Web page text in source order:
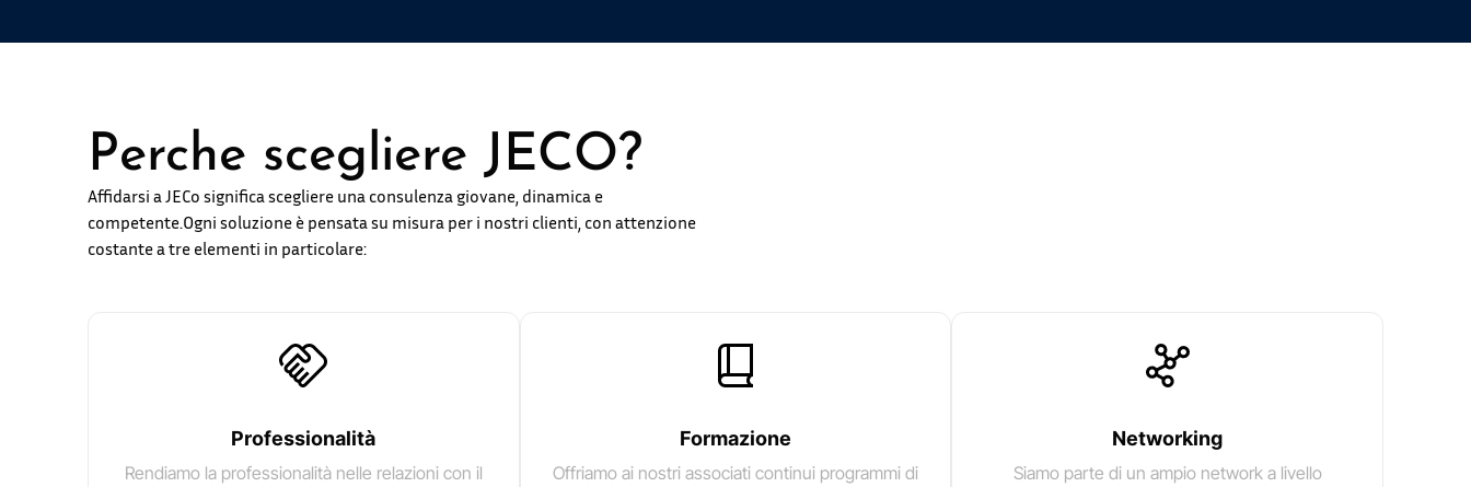
Perche scegliere JECO?
Affidarsi a JECo significa scegliere una consulenza giovane, dinamica e
competente.Ogni soluzione è pensata su misura per i nostri clienti, con attenzione
costante a tre elementi in particolare:
Professionalità
Rendiamo la professionalità nelle relazioni con il
Formazione
Offriamo ai nostri associati continui programmi di
Networking
Siamo parte di un ampio network a livello